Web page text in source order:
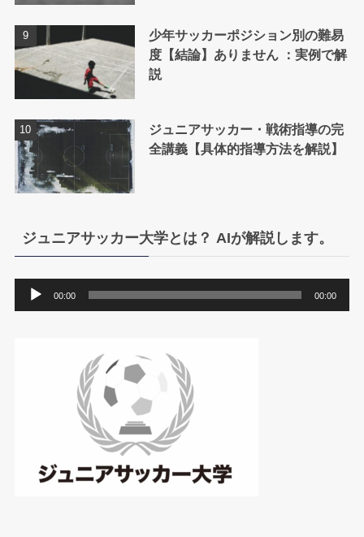
少年サッカーポジション別の難易
度【結論】ありません ：実例で解
説
ジュニアサッカー・戦術指導の完
全講義【具体的指導方法を解説】
ジュニアサッカー大学とは？ AIが解説します。
声
00:00 00:00